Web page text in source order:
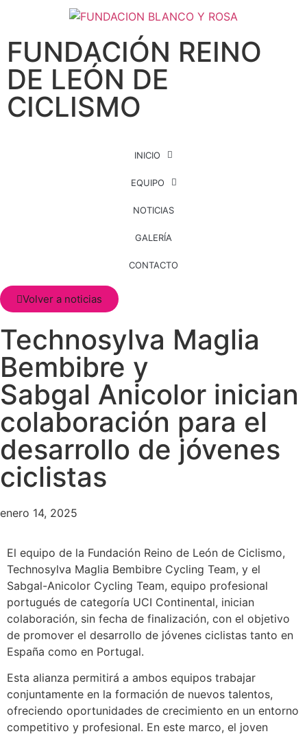
FUNDACIÓN REINO
DE LEÓN DE
CICLISMO
INICIO
EQUIPO
NOTICIAS
GALERÍA
CONTACTO
Volver a noticias
Technosylva Maglia
Bembibre y
Sabgal Anicolor inician
colaboración para el
desarrollo de jóvenes
ciclistas
enero 14, 2025
El equipo de la Fundación Reino de León de Ciclismo,
Technosylva Maglia Bembibre Cycling Team, y el
Sabgal-Anicolor Cycling Team, equipo profesional
portugués de categoría UCI Continental, inician
colaboración, sin fecha de finalización, con el objetivo
de promover el desarrollo de jóvenes ciclistas tanto en
España como en Portugal.
Esta alianza permitirá a ambos equipos trabajar
conjuntamente en la formación de nuevos talentos,
ofreciendo oportunidades de crecimiento en un entorno
competitivo y profesional. En este marco, el joven